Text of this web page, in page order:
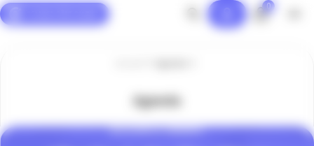
0
Agenda
RESSOURCES HUMAINES
Panneau de gestion des cookies